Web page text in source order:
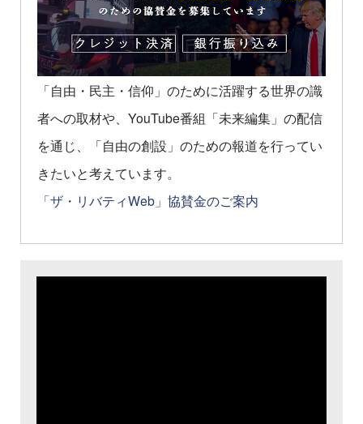
「自由・民主・信仰」のために活躍する世界の識
者への取材や、YouTube番組「未来編集」の配信
を通じ、「自由の創設」のための報道を行ってい
きたいと考えています。
「ザ・リバティWeb」協賛金のご案内